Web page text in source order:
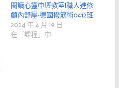
閱讀心靈中壢教室|職人進修-
顱內舒壓•德國撥筋術0412班
2024 年 4 月 19 日
在「課程」中